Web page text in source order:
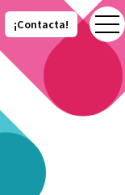
¡Contacta!
¡Contacta!